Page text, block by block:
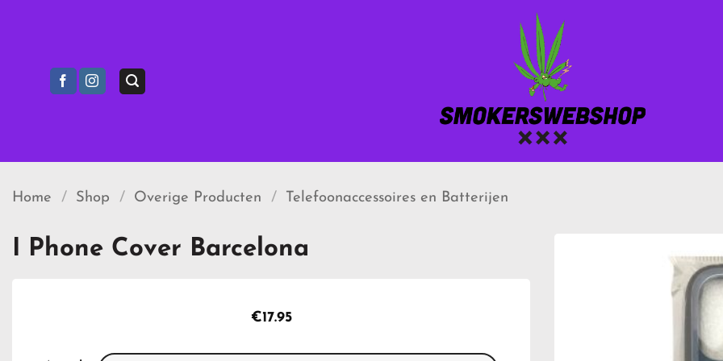
Home / Shop / Overige Producten / Telefoonaccessoires en Batterijen
I Phone Cover Barcelona
€17.95